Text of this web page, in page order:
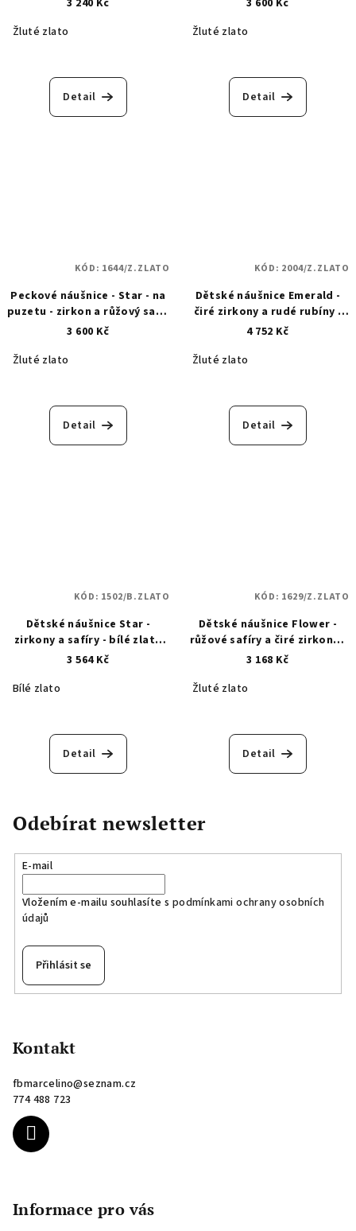
3 240 Kč
Žluté zlato
Detail
3 600 Kč
Žluté zlato
Detail
Peckové náušnice - Star - na
puzetu - zirkon a růžový safír
- zlaté 1644
3 600 Kč
Žluté zlato
Detail
KÓD: 1644/Z.ZLATO
Dětské náušnice Emerald -
čiré zirkony a rudé rubíny -
zlaté 2004
4 752 Kč
Žluté zlato
Detail
KÓD: 2004/Z.ZLATO
Dětské náušnice Star -
zirkony a safíry - bílé zlato
1502
3 564 Kč
Bílé zlato
Detail
KÓD: 1502/B.ZLATO
Dětské náušnice Flower -
růžové safíry a čiré zirkony -
zlaté 1629
3 168 Kč
Žluté zlato
Detail
KÓD: 1629/Z.ZLATO
Odebírat newsletter
E-mail
Vložením e-mailu souhlasíte s podmínkami ochrany osobních
údajů
Přihlásit se
Kontakt
fbmarcelino@seznam.cz
774 488 723
Informace pro vás